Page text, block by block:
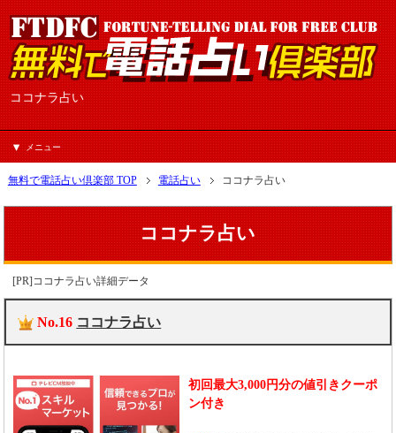
ココナラ占い
メニュー
無料で電話占い倶楽部 TOP 電話占い ココナラ占い
ココナラ占い
[PR]ココナラ占い詳細データ
No.16 ココナラ占い
初回最大3,000円分の値引きクーポ
ン付き